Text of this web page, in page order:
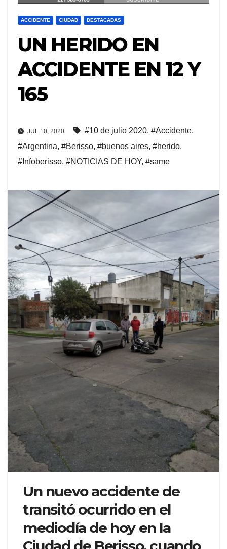
ACCIDENTE CIUDAD DESTACADAS
UN HERIDO EN
ACCIDENTE EN 12 Y
165
JUL 10, 2020 #10 de julio 2020, #Accidente,
#Argentina, #Berisso, #buenos aires, #herido,
#Infoberisso, #NOTICIAS DE HOY, #same
Un nuevo accidente de
transitó ocurrido en el
mediodía de hoy en la